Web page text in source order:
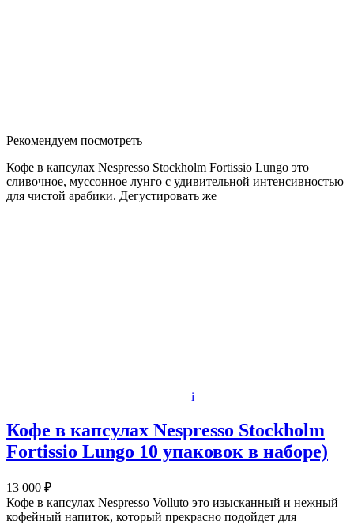
Рекомендуем посмотреть
Кофе в капсулах Nespresso Stockholm Fortissio Lungo это
сливочное, муссонное лунго с удивительной интенсивностью
для чистой арабики. Дегустировать же
i
Кофе в капсулах Nespresso Stockholm
Fortissio Lungo 10 упаковок в наборе)
13 000 ₽
Кофе в капсулах Nespresso Volluto это изысканный и нежный
кофейный напиток, который прекрасно подойдет для